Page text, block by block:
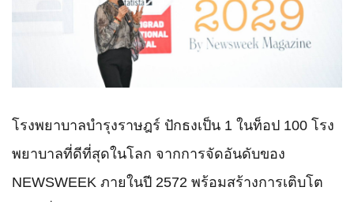
โรงพยาบาลบำรุงราษฎร์ ปักธงเป็น 1 ในท็อป 100 โรง
พยาบาลที่ดีที่สุดในโลก จากการจัดอันดับของ
NEWSWEEK ภายในปี 2572 พร้อมสร้างการเติบโต